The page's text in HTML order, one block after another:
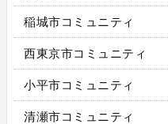
稲城市コミュニティ
西東京市コミュニティ
小平市コミュニティ
清瀬市コミュニティ